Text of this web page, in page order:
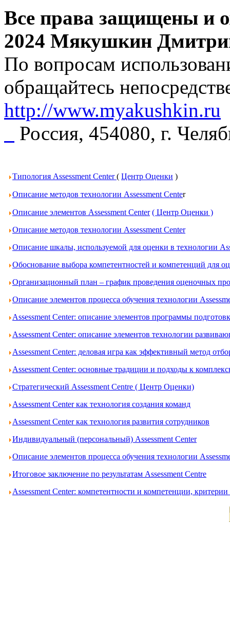
Все права защищены и
2024 Мякушкин
По вопросам
обращайтесь
http://www.myakushkin.ru
Россия, 454080, г.
Типология Assessment Center( Центр Оценки )
Описание методов технологии Assessment Center
Описание элементов Assessment Center ( Центр Оценки )
Описание методов технологии Assessment Center
Описание шкалы, используемой для оценки в технологии
Обоснование выбора компетентностей и компетенций для
Организационный план – график проведения оценочных
Описание элементов процесса обучения технологии
Assessment Center: описание элементов программы
Assessment Center: описание элементов технологии
Assessment Center: деловая игра как эффективный метод
Assessment Center: основные традиции и подходы к
Стратегический Assessment Centre ( Центр Оценки)
Assessment Center как технология создания команд
Assessment Center как технология развития сотрудников
Индивидуальный (персональный) Assessment Center
Описание элементов процесса обучения технологии
Итоговое заключение по результатам Assessment Centre
Assessment Center: компетентности и компетенции,